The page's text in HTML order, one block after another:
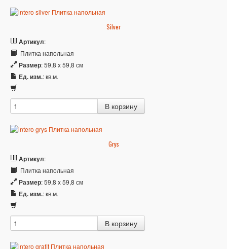
Silver
Артикул:
Плитка напольная
Размер: 59,8 x 59,8 см
Ед. изм.: кв.м.
Grys
Артикул:
Плитка напольная
Размер: 59,8 x 59,8 см
Ед. изм.: кв.м.